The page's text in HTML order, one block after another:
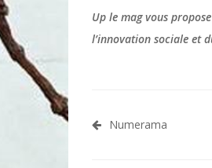
Up le mag vous
l’innovation sociale et
Navigation
Numerama